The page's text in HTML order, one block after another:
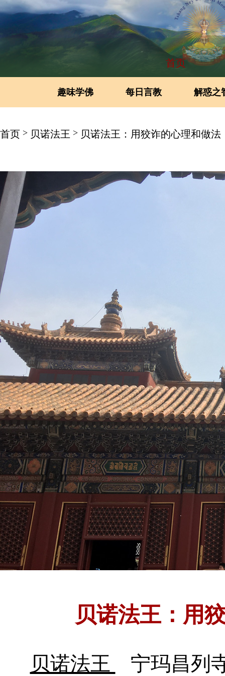
首页
趣味学佛 每日言教 解惑之
首页 > 贝诺法王 > 贝诺法王：用狡诈的心理和做法
贝诺法王：用
贝诺法王 宁玛昌列